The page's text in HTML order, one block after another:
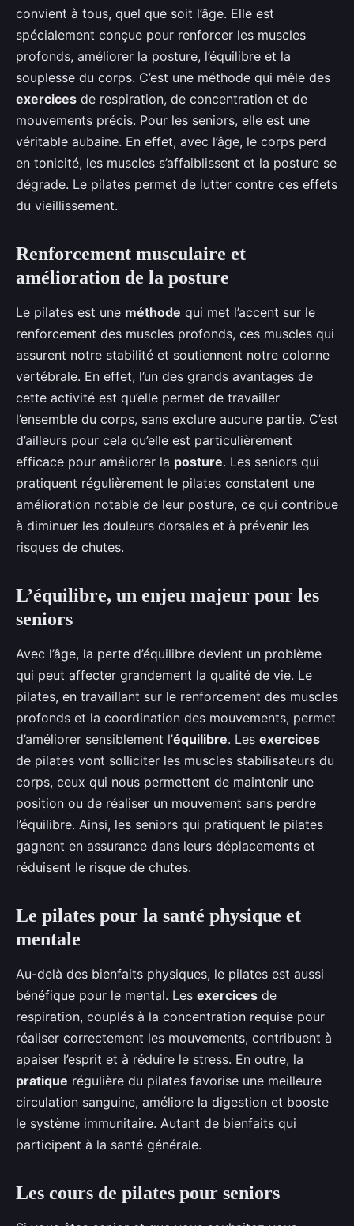
convient à tous, quel que soit l’âge. Elle est
spécialement conçue pour renforcer les muscles
profonds, améliorer la posture, l’équilibre et la
souplesse du corps. C’est une méthode qui mêle des
exercices de respiration, de concentration et de
mouvements précis. Pour les seniors, elle est une
véritable aubaine. En effet, avec l’âge, le corps perd
en tonicité, les muscles s’affaiblissent et la posture se
dégrade. Le pilates permet de lutter contre ces effets
du vieillissement.
Renforcement musculaire et
amélioration de la posture
Le pilates est une méthode qui met l’accent sur le
renforcement des muscles profonds, ces muscles qui
assurent notre stabilité et soutiennent notre colonne
vertébrale. En effet, l’un des grands avantages de
cette activité est qu’elle permet de travailler
l’ensemble du corps, sans exclure aucune partie. C’est
d’ailleurs pour cela qu’elle est particulièrement
efficace pour améliorer la posture. Les seniors qui
pratiquent régulièrement le pilates constatent une
amélioration notable de leur posture, ce qui contribue
à diminuer les douleurs dorsales et à prévenir les
risques de chutes.
L’équilibre, un enjeu majeur pour les
seniors
Avec l’âge, la perte d’équilibre devient un problème
qui peut affecter grandement la qualité de vie. Le
pilates, en travaillant sur le renforcement des muscles
profonds et la coordination des mouvements, permet
d’améliorer sensiblement l’équilibre. Les exercices
de pilates vont solliciter les muscles stabilisateurs du
corps, ceux qui nous permettent de maintenir une
position ou de réaliser un mouvement sans perdre
l’équilibre. Ainsi, les seniors qui pratiquent le pilates
gagnent en assurance dans leurs déplacements et
réduisent le risque de chutes.
Le pilates pour la santé physique et
mentale
Au-delà des bienfaits physiques, le pilates est aussi
bénéfique pour le mental. Les exercices de
respiration, couplés à la concentration requise pour
réaliser correctement les mouvements, contribuent à
apaiser l’esprit et à réduire le stress. En outre, la
pratique régulière du pilates favorise une meilleure
circulation sanguine, améliore la digestion et booste
le système immunitaire. Autant de bienfaits qui
participent à la santé générale.
Les cours de pilates pour seniors